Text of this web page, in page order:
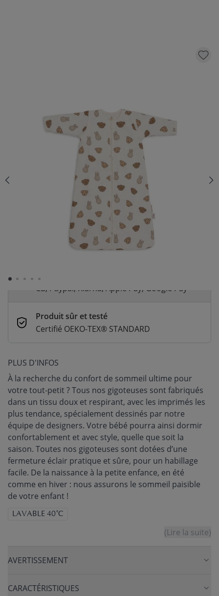
AJOUTER AU PANIER
Livraison rapide
En stock | Livraison rapide (2 à 5 jours
Paiement sécurisé et flexible
CB, Paypal, Klarna, Apple Pay, Google Pay
Produit sûr et testé
Certifié OEKO-TEX® STANDARD
PLUS D'INFOS
À la recherche du confort de sommeil ultime pour
votre tout-petit ? Tous nos gigoteuses sont fabriqués
dans un tissu doux et respirant, avec les imprimés les
plus tendance, spécialement dessinés par notre
équipe de designers. Votre bébé pourra ainsi dormir
confortablement et avec style, quelle que soit la
saison. Toutes nos gigoteuses sont dotées d’une
fermeture éclair pratique et sûre, pour un habillage
facile. De la naissance à la petite enfance, en été
comme en hiver : nous assurons le sommeil paisible
de votre enfant !
LAVABLE 40°C
(Lire la suite)
AVERTISSEMENT
CARACTÉRISTIQUES